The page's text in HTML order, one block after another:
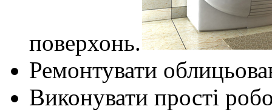
поверхонь.
Ремонтувати
Виконувати прості